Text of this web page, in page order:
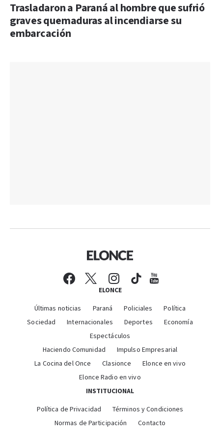
Trasladaron a Paraná al hombre que sufrió
graves quemaduras al incendiarse su
embarcación
ELONCE
Últimas noticias Paraná Policiales
Política
Sociedad
Internacionales Deportes
Economía
Espectáculos
Haciendo Comunidad
Impulso Empresarial
La Cocina del Once
Clasionce
Elonce en vivo
Elonce Radio en vivo
INSTITUCIONAL
Política de Privacidad
Términos y Condiciones
Normas de Participación
Contacto